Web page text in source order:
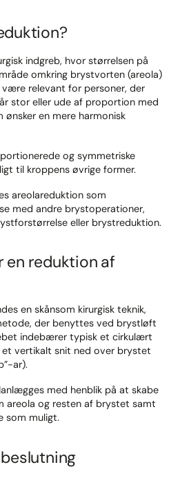
indgreb, hvor størrelsen på
omkring brystvorten (areola)
være relevant for personer, der
stor eller ude af proportion med
en mere harmonisk
og symmetriske
til kroppens øvrige former.
areolareduktion som
med andre brystoperationer,
eller brystreduktion.
en reduktion af
en skånsom kirurgisk teknik,
der benyttes ved brystløft
indebærer typisk et cirkulært
vertikalt snit ned over brystet
ar).
med henblik på at skabe
areola og resten af brystet samt
som muligt.